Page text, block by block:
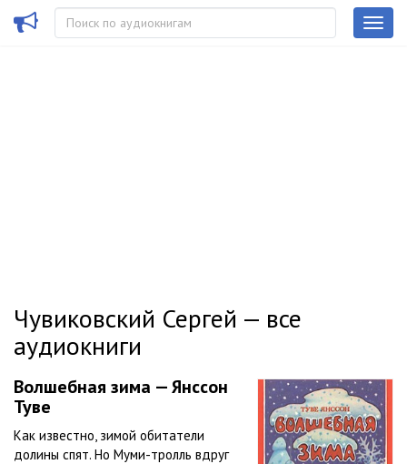
Чувиковский Сергей — все
аудиокниги
Волшебная зима — Янссон
Туве
Как известно, зимой обитатели
долины спят. Но Муми-тролль вдруг